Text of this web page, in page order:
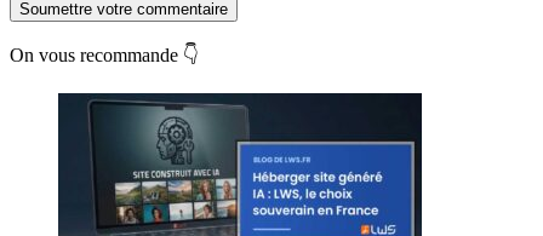
Soumettre votre commentaire
On vous recommande 👇